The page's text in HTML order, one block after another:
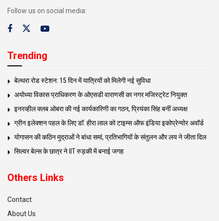
Follow us on social media:
Trending
बेल्थरा रोड स्टेशन: 15 दिन में यात्रियों को मिलेगी नई सुविधा
अयोध्या विकास प्राधिकरण के ओएसडी वाराणसी का नगर मजिस्ट्रेट नियुक्त
इनरव्हील क्लब ओबरा की नई कार्यकारिणी का गठन, प्रियंका सिंह बनीं अध्यक्ष
ग्रीन इलेक्शन पहल के लिए डॉ. हीरा लाल को टाइम्स ऑफ इंडिया इकोप्रेन्योर अवॉर्ड
योगासन की कठिन मुद्राओं ने बांधा समां, प्रतिभागियों के संतुलन और लय ने जीता दिल
सिल्वर बेल्स के छात्र ने IIT रुड़की में बनाई जगह
Others Links
Contact
About Us